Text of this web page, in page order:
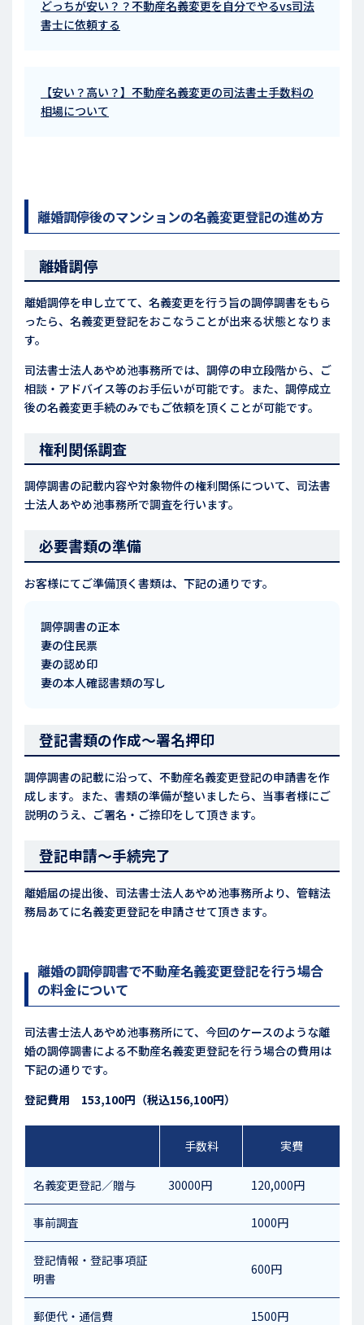
どっちが安い？？不動産名義変更を自分でやるvs司法
書士に依頼する
【安い？高い？】不動産名義変更の司法書士手数料の
相場について
離婚調停後のマンションの名義変更登記の進め方
離婚調停
離婚調停を申し立てて、名義変更を行う旨の調停調書をもら
ったら、名義変更登記をおこなうことが出来る状態となりま
す。
司法書士法人あやめ池事務所では、調停の申立段階から、ご
相談・アドバイス等のお手伝いが可能です。また、調停成立
後の名義変更手続のみでもご依頼を頂くことが可能です。
権利関係調査
調停調書の記載内容や対象物件の権利関係について、司法書
士法人あやめ池事務所で調査を行います。
必要書類の準備
お客様にてご準備頂く書類は、下記の通りです。
調停調書の正本
妻の住民票
妻の認め印
妻の本人確認書類の写し
登記書類の作成～署名押印
調停調書の記載に沿って、不動産名義変更登記の申請書を作
成します。また、書類の準備が整いましたら、当事者様にご
説明のうえ、ご署名・ご捺印をして頂きます。
登記申請～手続完了
離婚届の提出後、司法書士法人あやめ池事務所より、管轄法
務局あてに名義変更登記を申請させて頂きます。
離婚の調停調書で不動産名義変更登記を行う場合
の料金について
司法書士法人あやめ池事務所にて、今回のケースのような離
婚の調停調書による不動産名義変更登記を行う場合の費用は
下記の通りです。
登記費用 153,100円（税込156,100円）
手数料 実費
名義変更登記／贈与 30000円 120,000円
事前調査 1000円
登記情報・登記事項証
明書
600円
郵便代・通信費 1500円